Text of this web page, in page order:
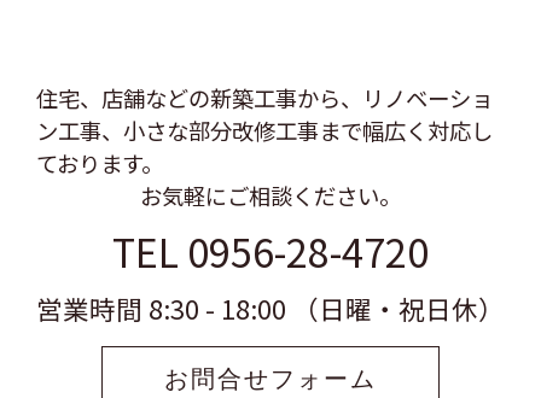
住宅、店舗などの新築工事から、リノベーショ
ン工事、 小さな部分改修工事まで幅広く対応し
ております。
お気軽にご相談ください。
TEL 0956-28-4720
営業時間 8:30 - 18:00 （日曜・祝日休）
お問合せフォーム